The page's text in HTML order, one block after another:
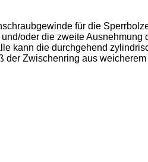
für die
oder die zweite Ausnehmung
kann die durchgehend
Zwischenring aus